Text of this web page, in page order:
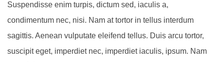
Suspendisse enim turpis, dictum sed, iaculis a,
condimentum nec, nisi. Nam at tortor in tellus interdum
sagittis. Aenean vulputate eleifend tellus. Duis arcu tortor,
suscipit eget, imperdiet nec, imperdiet iaculis, ipsum. Nam